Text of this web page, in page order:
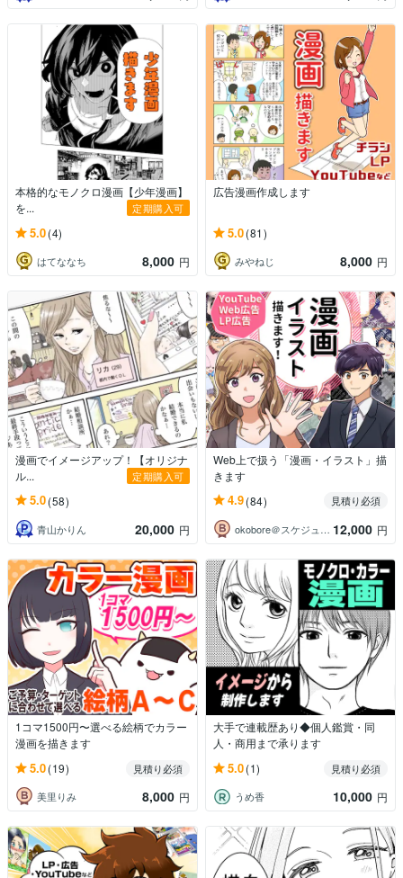
本格的なモノクロ漫画【少年漫画】
を...
定期購入可
5.0(4)
はてななち 8,000 円
広告漫画作成します
5.0(81)
みやねじ 8,000 円
漫画でイメージアップ！【オリジナ
ル...
定期購入可
5.0(58)
青山かりん 20,000 円
Web上で扱う「漫画・イラスト」描
きます
4.9(84)
見積り必須
okobore＠スケジュール随時更新 12,000 円
1コマ1500円〜選べる絵柄でカラー
漫画を描きます
5.0(19)
見積り必須
美里りみ
8,000 円
大手で連載歴あり◆個人鑑賞・同
人・商用まで承ります
5.0(1)
見積り必須
うめ香
10,000 円